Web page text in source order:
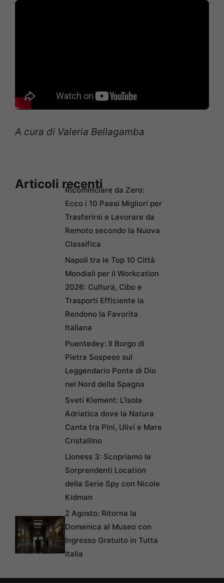
A cura di Valeria Bellagamba
Articoli recentiRicominciare da Zero:
Ecco i 10 Paesi Migliori per
Trasferirsi e Lavorare da
Remoto secondo la Nuova
Classifica
Napoli tra le Top 10 Città
Mondiali per il Workcation
2026: Cultura, Cibo e
Trasporti Efficiente la
Rendono la Favorita
Italiana
Puentedey: Il Borgo di
Pietra Sospeso sul
Leggendario Ponte di Dio
nel Nord della Spagna
Sveti Klement: L’Isola
Adriatica dove la Natura
Canta tra Pini, Ulivi e Mare
Cristallino
Lioness 3: Scopriamo le
Sorprendenti Location
della Serie Spy con Nicole
Kidman
2 Agosto: Ritorna la
Domenica al Museo con
Ingresso Gratuito in Tutta
Italia